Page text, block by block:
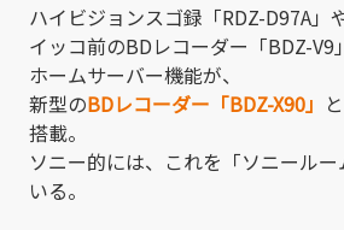
ハイビジョンスゴ録「RDZ-D97A」
イッコ前のBDレコーダー「BDZ-V9
ホームサーバー機能が、
新型のBDレコーダー「BDZ-X90」 と
搭載。
ソニー的には、これを「ソニール
いる。